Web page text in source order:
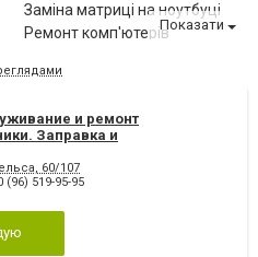
Заміна матриці на ноутбуці
Ремонт комп'ютерів
Ремонт моніторів
Показати
и ремонт
Заправка и
60/107
(96) 519-95-95